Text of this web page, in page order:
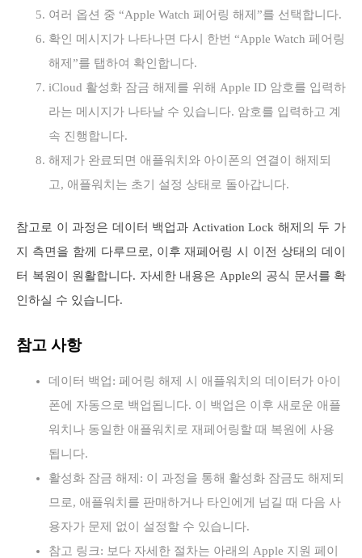
여러 옵션 중 “Apple Watch 페어링 해제”를 선택합니다.
확인 메시지가 나타나면 다시 한번 “Apple Watch 페어링
해제”를 탭하여 확인합니다.
iCloud 활성화 잠금 해제를 위해 Apple ID 암호를 입력하
라는 메시지가 나타날 수 있습니다. 암호를 입력하고 계
속 진행합니다.
해제가 완료되면 애플워치와 아이폰의 연결이 해제되
고, 애플워치는 초기 설정 상태로 돌아갑니다.
참고로 이 과정은 데이터 백업과 Activation Lock 해제의 두 가
지 측면을 함께 다루므로, 이후 재페어링 시 이전 상태의 데이
터 복원이 원활합니다. 자세한 내용은 Apple의 공식 문서를 확
인하실 수 있습니다.
참고 사항
데이터 백업: 페어링 해제 시 애플워치의 데이터가 아이
폰에 자동으로 백업됩니다. 이 백업은 이후 새로운 애플
워치나 동일한 애플워치로 재페어링할 때 복원에 사용
됩니다.
활성화 잠금 해제: 이 과정을 통해 활성화 잠금도 해제되
므로, 애플워치를 판매하거나 타인에게 넘길 때 다음 사
용자가 문제 없이 설정할 수 있습니다.
참고 링크: 보다 자세한 절차는 아래의 Apple 지원 페이